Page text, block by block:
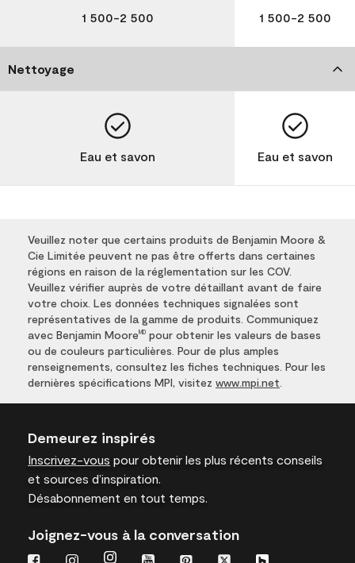
1 500-2 500 1 500-2 500
Nettoyage
Eau et savon Eau et savon
Veuillez noter que certains produits de Benjamin Moore &
Cie Limitée peuvent ne pas être offerts dans certaines
régions en raison de la réglementation sur les COV.
Veuillez vérifier auprès de votre détaillant avant de faire
votre choix. Les données techniques signalées sont
représentatives de la gamme de produits. Communiquez
avec Benjamin Moore MD pour obtenir les valeurs de bases
ou de couleurs particulières. Pour de plus amples
renseignements, consultez les fiches techniques. Pour les
dernières spécifications MPI, visitez www.mpi.net
Demeurez inspirés
Inscrivez-vous pour obtenir les plus récents conseils
et sources d’inspiration.
Désabonnement en tout temps.
Joignez-vous à la conversation